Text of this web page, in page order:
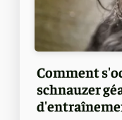
Comment
schnauzer